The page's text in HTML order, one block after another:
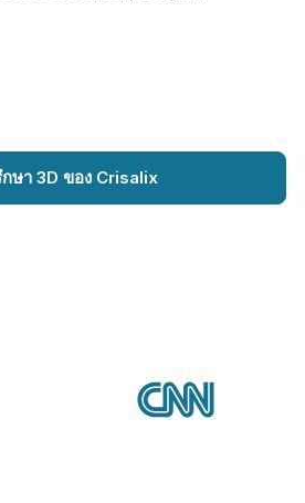
ษา 3D ของ Crisalix